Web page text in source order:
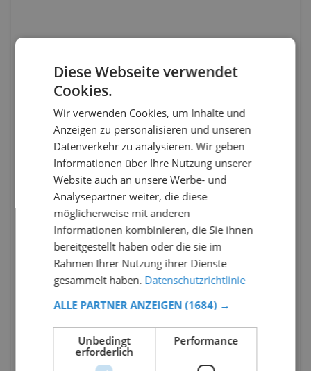
Diese Webseite verwendet
Cookies.
Wir verwenden Cookies, um Inhalte und
Anzeigen zu personalisieren und unseren
Datenverkehr zu analysieren. Wir geben
Informationen über Ihre Nutzung unserer
Website auch an unsere Werbe- und
Analysepartner weiter, die diese
möglicherweise mit anderen
Informationen kombinieren, die Sie ihnen
bereitgestellt haben oder die sie im
Rahmen Ihrer Nutzung ihrer Dienste
gesammelt haben. Datenschutzrichtlinie
ALLE PARTNER ANZEIGEN (1684) →
Unbedingt
erforderlich
Performance